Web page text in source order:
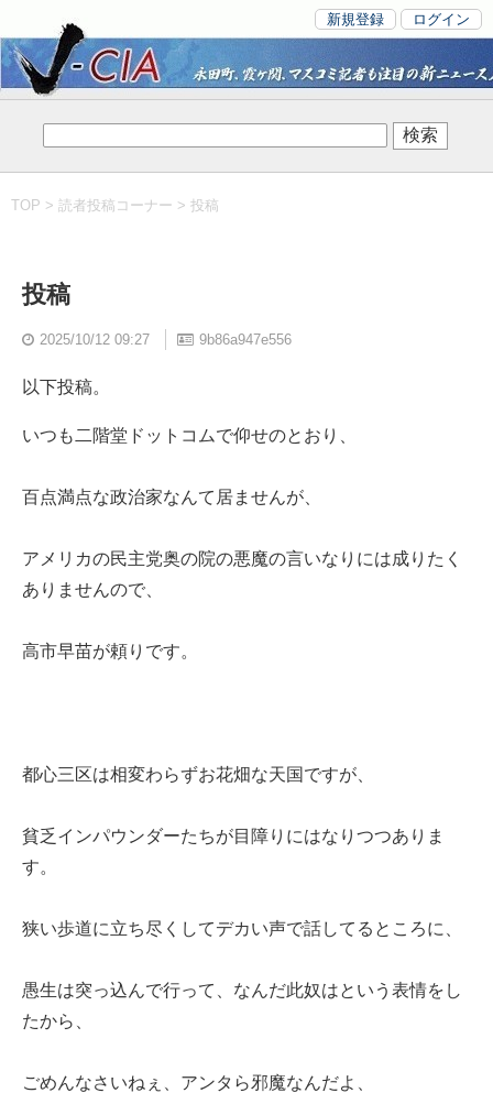
新規登録 ログイン
TOP > 読者投稿コーナー > 投稿
投稿
2025/10/12 09:27 9b86a947e556
以下投稿。
いつも二階堂ドットコムで仰せのとおり、
百点満点な政治家なんて居ませんが、
アメリカの民主党奥の院の悪魔の言いなりには成りたく
ありませんので、
高市早苗が頼りです。
都心三区は相変わらずお花畑な天国ですが、
貧乏インパウンダーたちが目障りにはなりつつありま
す。
狭い歩道に立ち尽くしてデカい声で話してるところに、
愚生は突っ込んで行って、なんだ此奴はという表情をし
たから、
ごめんなさいねぇ、アンタら邪魔なんだよ、